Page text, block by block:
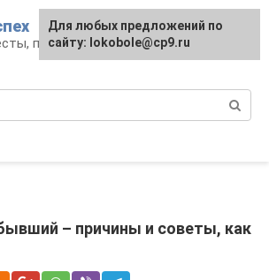
психология, работа и
– причины и советы, как
Для любых предложений по
сайту: lokobole@cp9.ru